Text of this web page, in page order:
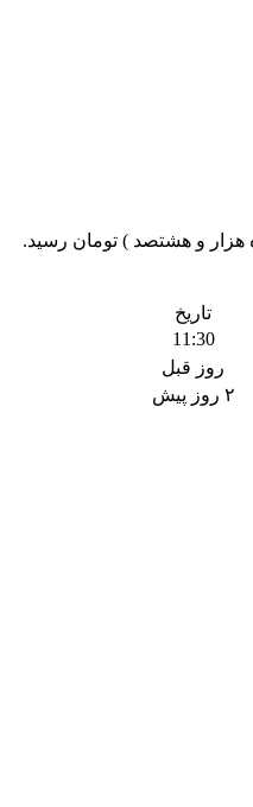
تاریخ
11:30
روز قبل
۲ روز پیش